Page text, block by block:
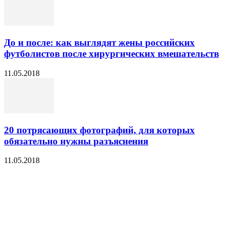
До и после: как выглядят жены российских
футболистов после хирургических вмешательств
11.05.2018
20 потрясающих фотографий, для которых
обязательно нужны разъяснения
11.05.2018